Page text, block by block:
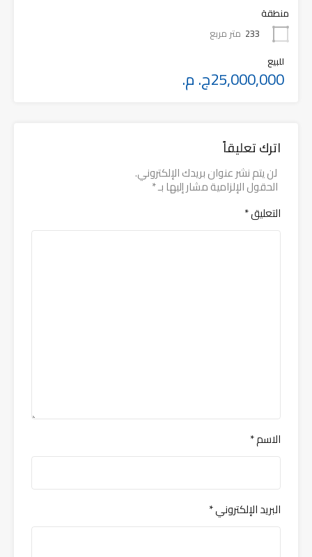
منطقة
233 متر مربع
للبيع
25,000,000ج. م.
اترك تعليقاً
لن يتم نشر عنوان بريدك الإلكتروني.
الحقول الإلزامية مشار إليها بـ*
التعليق*
الاسم*
البريد الإلكتروني*